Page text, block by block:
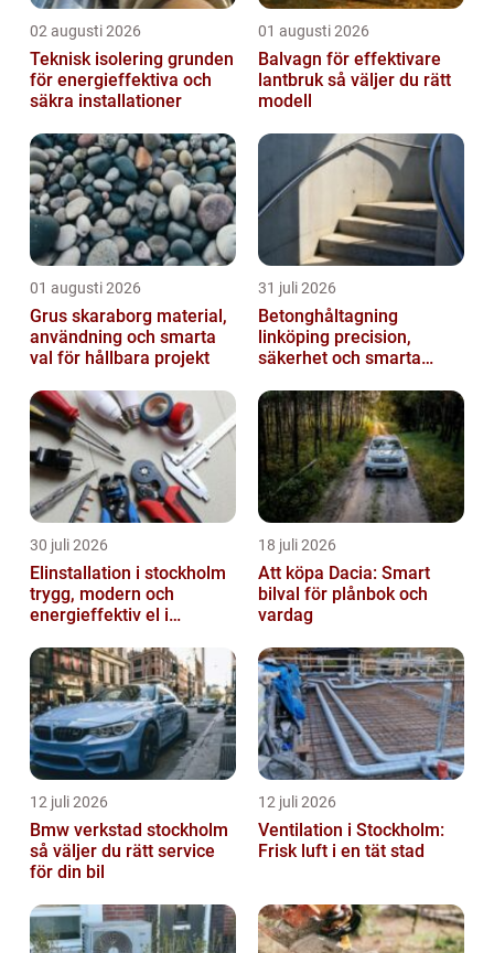
02 augusti 2026
Teknisk isolering grunden
för energieffektiva och
säkra installationer
01 augusti 2026
Balvagn för effektivare
lantbruk så väljer du rätt
modell
01 augusti 2026
Grus skaraborg material,
användning och smarta
val för hållbara projekt
31 juli 2026
Betonghåltagning
linköping precision,
säkerhet och smarta
30 juli 2026
Elinstallation i stockholm
trygg, modern och
energieffektiv el i
18 juli 2026
Att köpa Dacia: Smart
bilval för plånbok och
vardag
12 juli 2026
Bmw verkstad stockholm
så väljer du rätt service
för din bil
12 juli 2026
Ventilation i Stockholm:
Frisk luft i en tät stad